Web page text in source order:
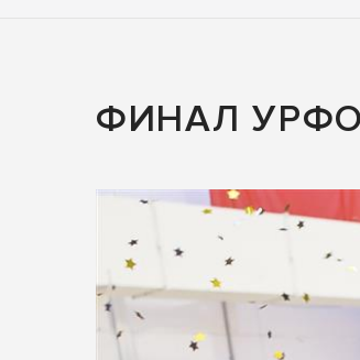
ФИНАЛ